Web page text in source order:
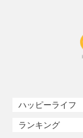
ハッピーライフ
ランキング